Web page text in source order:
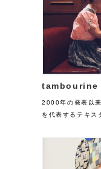
tambourine
2000年の発表以
を代表するテキ